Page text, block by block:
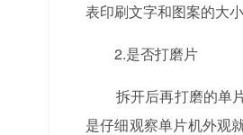
表印刷文字和图案的大
2.是否打磨片
拆开后再打磨的单片
是仔细观察单片机外观